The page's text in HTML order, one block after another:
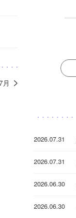
月
2026.07.31
2026.07.31
2026.06.30
2026.06.30